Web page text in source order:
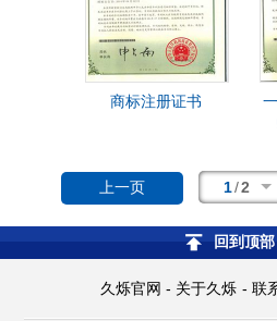
商标注册证书
上一页 1/2
回到顶部
久烁官网 - 关于久烁 - 联